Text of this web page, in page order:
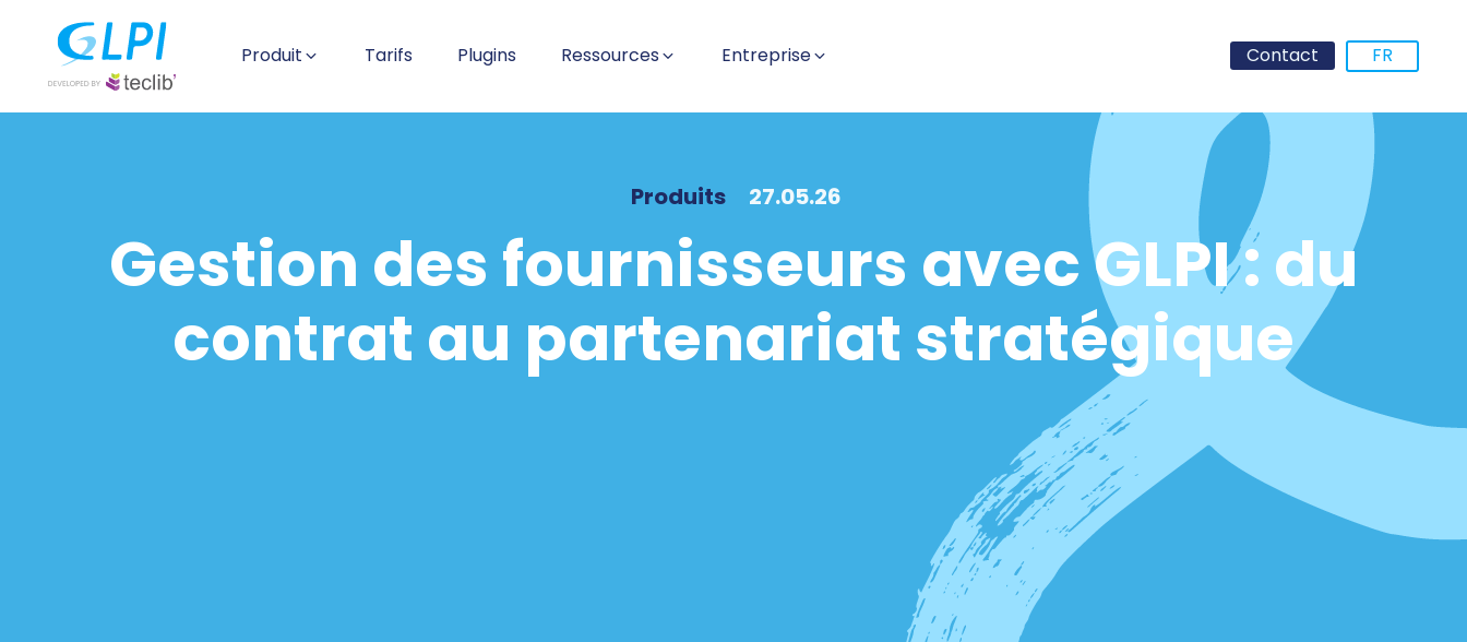
Produit Tarifs Plugins Ressources Entreprise Contact FR
Produits 27.05.26
Gestion des fournisseurs avec GLPI : du
contrat au partenariat stratégique